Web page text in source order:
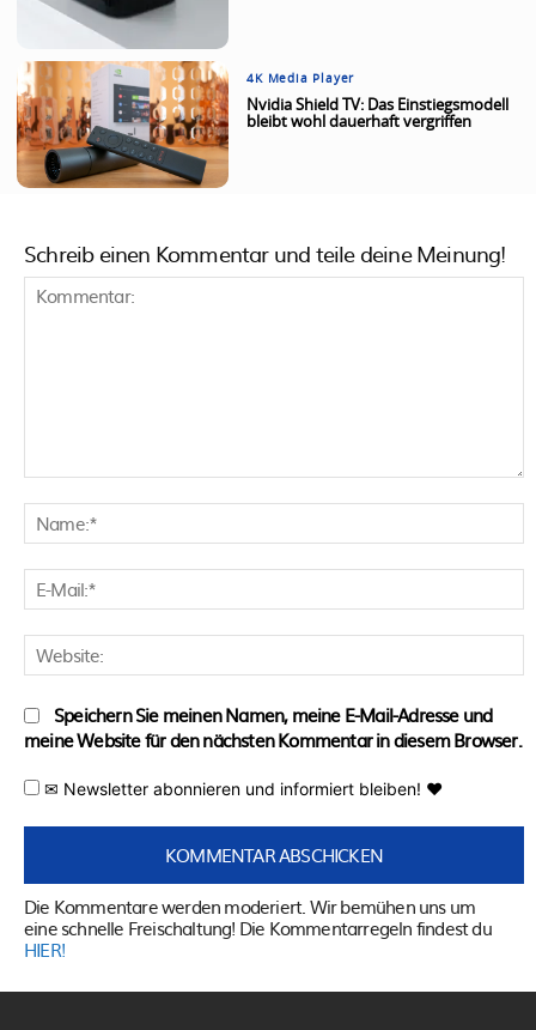
4K Media Player
Nvidia Shield TV: Das Einstiegsmodell
bleibt wohl dauerhaft vergriffen
Schreib einen Kommentar und teile deine Meinung!
Speichern Sie meinen Namen, meine E-Mail-Adresse und
meine Website für den nächsten Kommentar in diesem Browser.
✉ Newsletter abonnieren und informiert bleiben! ♥
Die Kommentare werden moderiert. Wir bemühen uns um
eine schnelle Freischaltung! Die Kommentarregeln findest du
HIER!